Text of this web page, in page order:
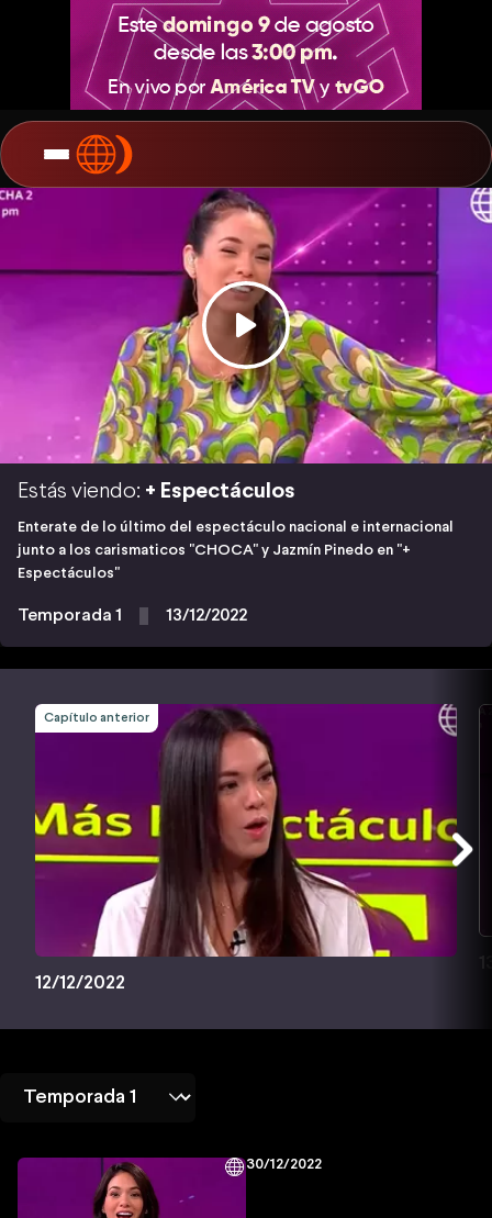
Estás viendo: + Espectáculos
Enterate de lo último del espectáculo nacional e internacional
junto a los carismaticos "CHOCA" y Jazmín Pinedo en "+
Espectáculos"
Temporada 1 13/12/2022
Capítulo anterior
12/12/2022
30/12/2022